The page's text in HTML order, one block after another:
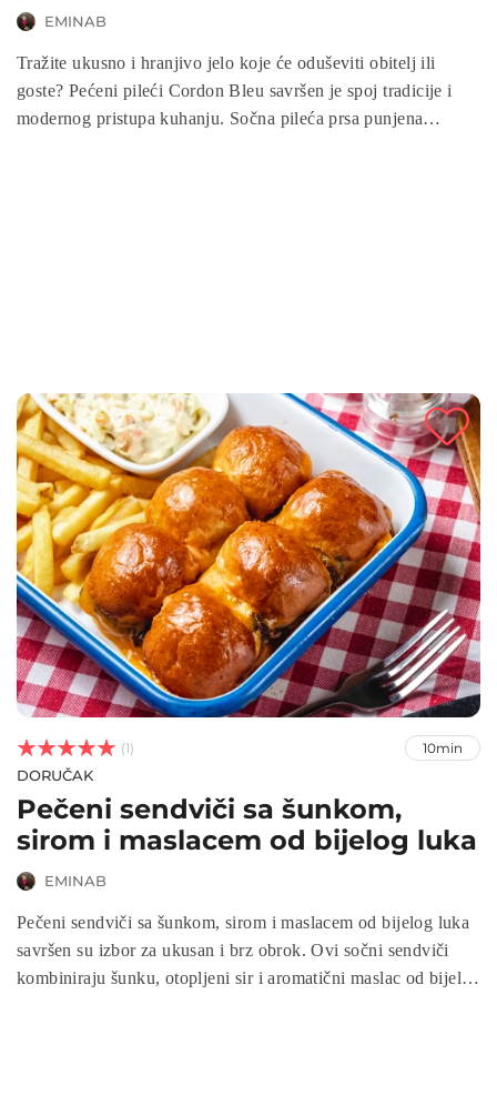
EMINAB
Tražite ukusno i hranjivo jelo koje će oduševiti obitelj ili
goste? Pećeni pileći Cordon Bleu savršen je spoj tradicije i
modernog pristupa kuhanju. Sočna pileća prsa punjena


 (1) 10min
DORUČAK
Pečeni sendviči sa šunkom,
sirom i maslacem od bijelog luka
EMINAB
Pečeni sendviči sa šunkom, sirom i maslacem od bijelog luka
savršen su izbor za ukusan i brz obrok. Ovi sočni sendviči
kombiniraju šunku, otopljeni sir i aromatični maslac od bijelog